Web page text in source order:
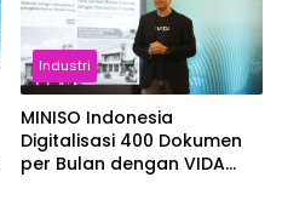
Industri
MINISO Indonesia
Digitalisasi 400 Dokumen
per Bulan dengan VIDA